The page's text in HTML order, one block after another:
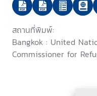
Practices for the
Prevention and
Statelessness
Protection of
สถานที่พิมพ์:
Bangkok : United
Commissioner for